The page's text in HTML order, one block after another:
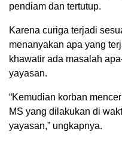
pendiam dan tertutup.
Karena curiga terjadi
menanyakan apa yang
khawatir ada masalah
yayasan.
“Kemudian korban
MS yang dilakukan di
yayasan,” ungkapnya.